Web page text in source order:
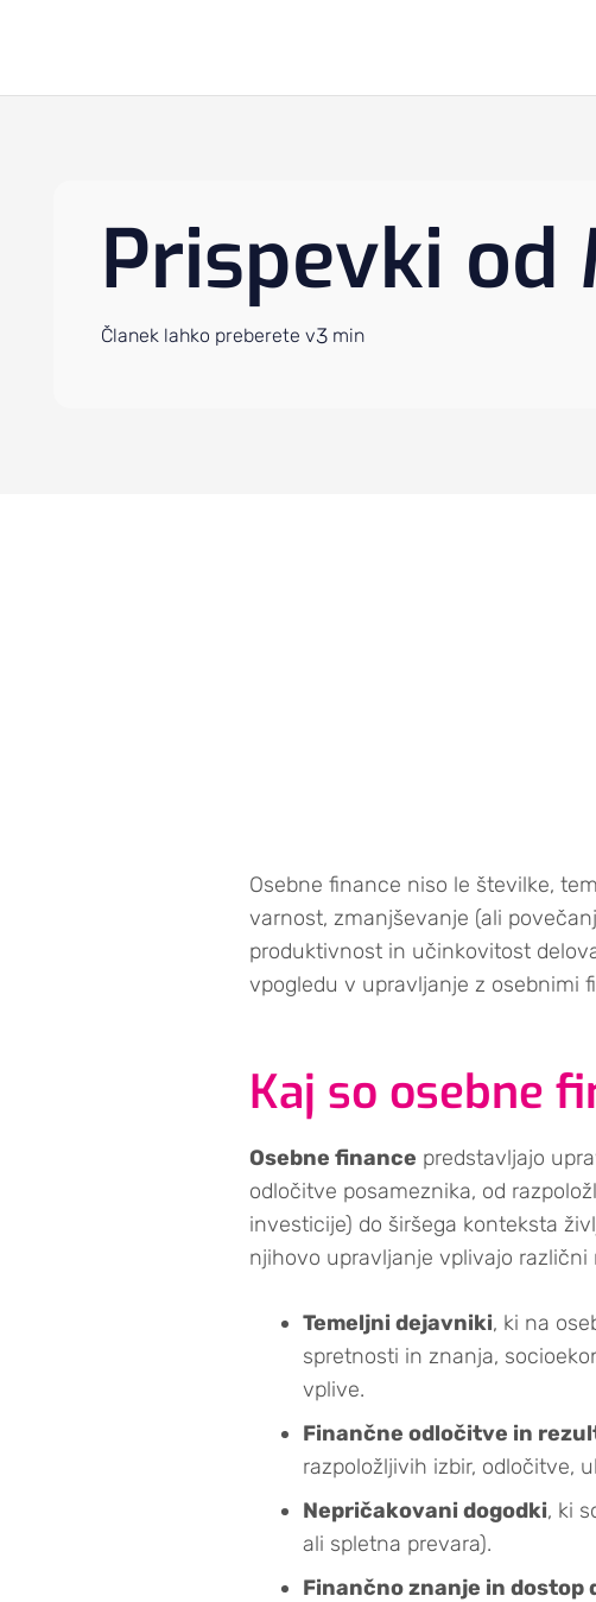
Prispevki od
Članek lahko preberete v3 min
Osebne finance niso le številke,
varnost, zmanjševanje (ali
produktivnost in učinkovitost
vpogledu v upravljanje z osebnimi
Kaj so osebne
Osebne finance predstavljajo
odločitve posameznika, od
investicije) do širšega konteksta
njihovo upravljanje vplivajo
Temeljni dejavniki, ki na
spretnosti in znanja,
vplive.
Finančne odločitve in
razpoložljivih izbir, odločitve,
Nepričakovani dogodki, ki
ali spletna prevara).
Finančno znanje in dostop